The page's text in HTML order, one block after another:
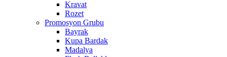
Kravat
Rozet
Promosyon Grubu
Bayrak
Kupa Bardak
Madalya